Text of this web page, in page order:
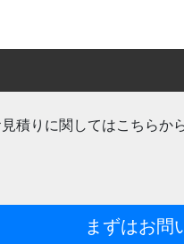
積りに関してはこちらか
まずはお問